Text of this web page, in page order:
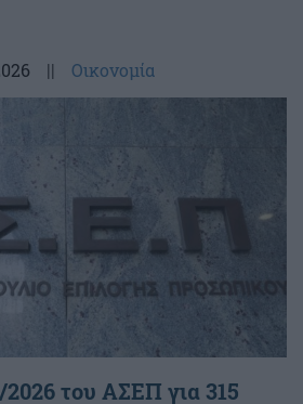
|| Οικονομία
του ΑΣΕΠ για 315